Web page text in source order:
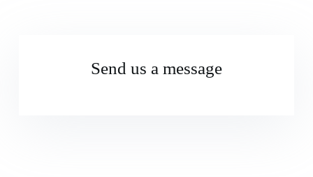
Send us a message